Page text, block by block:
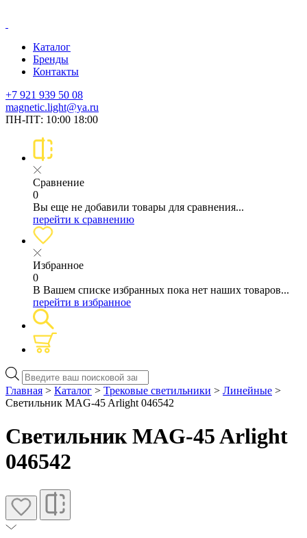
Каталог
Бренды
Контакты
+7 921 939 50 08
magnetic.light@ya.ru
ПН-ПТ: 10:00 18:00
Сравнение
0
Вы еще не добавили товары для сравнения...
перейти к сравнению
Избранное
0
В Вашем списке избранных пока нет наших товаров...
перейти в избранное
Поиск
товаров
Главная > Каталог > Трековые светильники > Линейные >
Светильник MAG-45 Arlight 046542
Светильник MAG-45 Arlight
046542